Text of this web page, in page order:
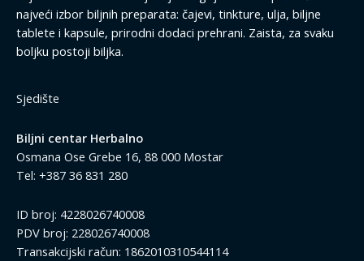
najveći izbor biljnih preparata: čajevi, tinkture, ulja, biljne
tablete i kapsule, prirodni dodaci prehrani. Zaista, za svaku
boljku postoji biljka.
Sjedište
Biljni centar Herbalno
Osmana Ose Grebe 16, 88 000 Mostar
Tel: +387 36 831 280
ID broj: 4228026740008
PDV broj: 228026740008
Transakcijski račun: 1862010310544114